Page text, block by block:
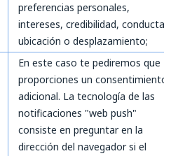
preferencias personales,
intereses, credibilidad, conducta,
ubicación o desplazamiento;
En este caso te pediremos que
proporciones un consentimiento
adicional. La tecnología de las
notificaciones "web push"
consiste en preguntar en la
dirección del navegador si el